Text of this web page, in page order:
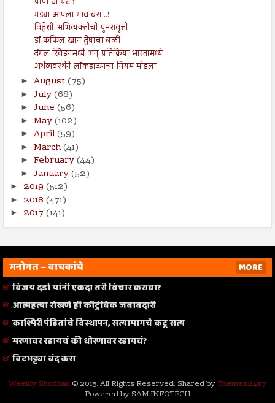
गड्या आपला गाव बरा...!
विद्वेशी अभिव्यक्तीची पुनरावृत्ती
डॉ.कफिल खान द्वेषाचा बळी
दंगल स्विडनमध्ये अन् प्रतिक्रिया भारतामध्ये
अर्थव्यवस्थेने लॉकडाऊनचा नियम मोडला
► August(75)
► July(68)
► June (56)
► May(102)
► April(59)
► March(41)
► February(44)
► January(52)
► 2019 (512)
► 2018 (471)
► 2017 (141)
मनोगत – वाचकांचे
MORE
विजय दर्डा यांनी एकदा तरी विचार करावा?
आत्महत्या रोखणे ही कौटुंबिक जबाबदारी
काश्मिरी पंडितांचे विस्थापन, सत्यामागचे कटू सत्य
मरणावर रडायचं की धोरणावर रडायचं?
विटभट्ट्या बंद करा
Weekly Shodhan © 2015. All Rights Reserved. Shared by Themes24x7
Powered by SAM INFOTECH